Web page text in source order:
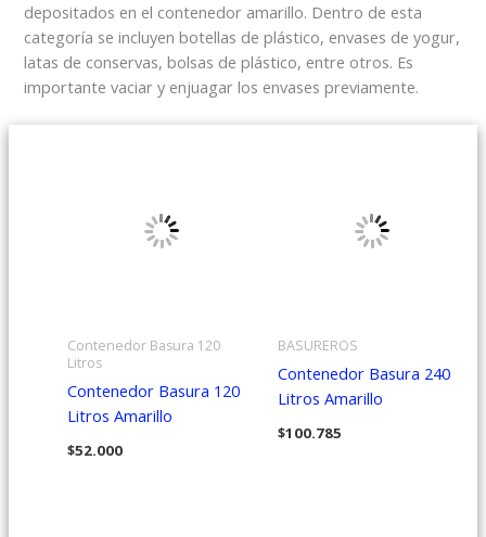
depositados en el contenedor amarillo. Dentro de esta
categoría se incluyen botellas de plástico, envases de yogur,
latas de conservas, bolsas de plástico, entre otros. Es
importante vaciar y enjuagar los envases previamente.
Contenedor Basura 120
Litros
Contenedor Basura 120
Litros Amarillo
$52.000
BASUREROS
Contenedor Basura 240
Litros Amarillo
$100.785